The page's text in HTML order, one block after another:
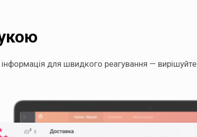
для швидкого реагування — вирішуйте